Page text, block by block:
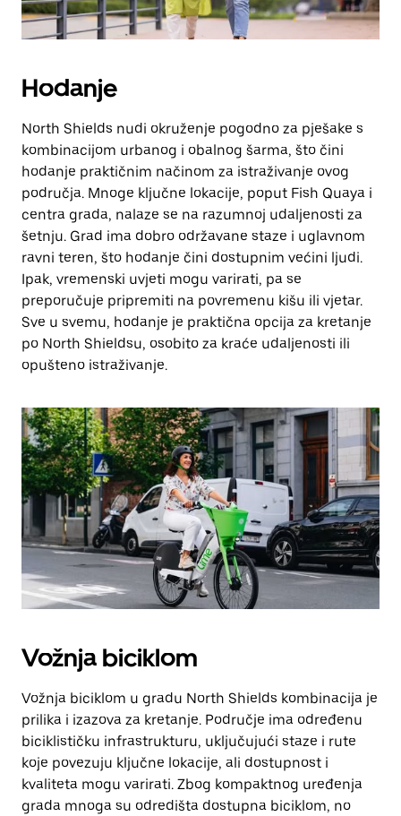
Hodanje
North Shields nudi okruženje pogodno za pješake s
kombinacijom urbanog i obalnog šarma, što čini
hodanje praktičnim načinom za istraživanje ovog
područja. Mnoge ključne lokacije, poput Fish Quaya i
centra grada, nalaze se na razumnoj udaljenosti za
šetnju. Grad ima dobro održavane staze i uglavnom
ravni teren, što hodanje čini dostupnim većini ljudi.
Ipak, vremenski uvjeti mogu varirati, pa se
preporučuje pripremiti na povremenu kišu ili vjetar.
Sve u svemu, hodanje je praktična opcija za kretanje
po North Shieldsu, osobito za kraće udaljenosti ili
opušteno istraživanje.
Vožnja biciklom
Vožnja biciklom u gradu North Shields kombinacija je
prilika i izazova za kretanje. Područje ima određenu
biciklističku infrastrukturu, uključujući staze i rute
koje povezuju ključne lokacije, ali dostupnost i
kvaliteta mogu varirati. Zbog kompaktnog uređenja
grada mnoga su odredišta dostupna biciklom, no